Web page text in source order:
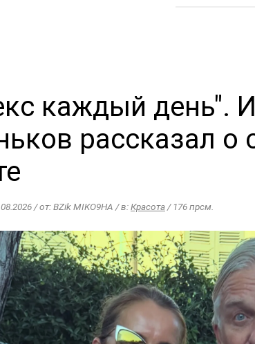
каждый день".
рассказал
/ от: BZik MIKO9HA / в:Красота/ 176 прсм.